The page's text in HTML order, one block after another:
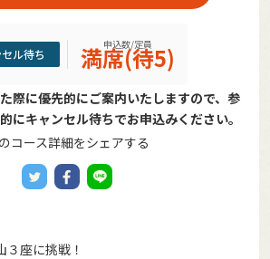
ル待ち
申込数/定員
満席(待5)
際に優先的にご案内いたしますので、参
にキャンセル待ちでお申込みください。
コース詳細をシェアする
座に挑戦！